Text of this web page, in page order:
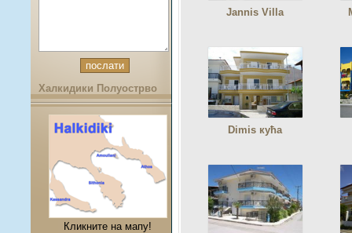
Халкидики Полуострво
Кликните на мапу!
Jannis Villa
Dimis кућа